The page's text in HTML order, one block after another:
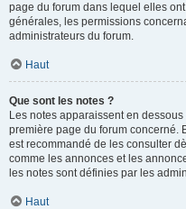
page du forum dans lequel elles
générales, les permissions
administrateurs du forum.
Haut
Que sont les notes ?
Les notes apparaissent en
première page du forum concerné.
est recommandé de les consulter
comme les annonces et les
les notes sont définies par les
Haut